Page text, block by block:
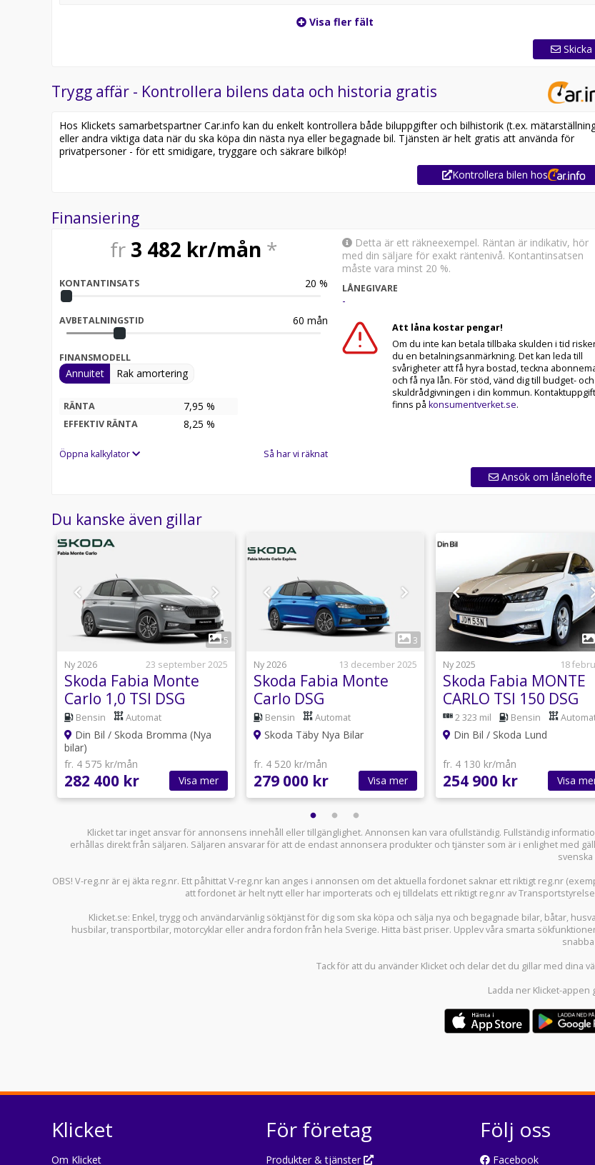
Visa fler fält
Skicka
Trygg affär - Kontrollera bilens data och historia gratis
Hos Klickets samarbetspartner Car.info kan du enkelt kontrollera både biluppgifter och bilhistorik (t.ex.
eller andra viktiga data när du ska köpa din nästa nya eller begagnade bil. Tjänsten är helt gratis att använda för
privatpersoner - för ett smidigare, tryggare och säkrare bilköp!
Kontrollera bilen hos
Finansiering
fr 3 482 kr/mån *
KONTANTINSATS 20 %
AVBETALNINGSTID 60 mån
FINANSMODELL
Annuitet Rak amortering
RÄNTA 7,95 %
EFFEKTIV RÄNTA 8,25 %
Öppna kalkylator Så har vi räknat
Detta är ett räkneexempel. Räntan är indikativ, hör
med din säljare för exakt räntenivå. Kontantinsatsen
måste vara minst 20 %.
LÅNEGIVARE
-
Att låna kostar pengar!
Om du inte kan betala tillbaka skulden i tid
du en betalningsanmärkning. Det kan leda till
svårigheter att få hyra bostad, teckna
och få nya lån. För stöd, vänd dig till budget- och
skuldrådgivningen i din kommun.
finns på konsumentverket.se.
Ansök om lånelöfte
Du kanske även gillar
1
5
Ny 2026
23 september 2025
Skoda Fabia Monte
Carlo 1,0 TSI DSG
Bensin Automat
Din Bil / Skoda Bromma (Nya
bilar)
fr. 4 575 kr/mån
282 400 kr Visa mer
1
3
Ny 2026
13 december 2025
Skoda Fabia Monte
Carlo DSG
Bensin Automat
Skoda Täby Nya Bilar
fr. 4 520 kr/mån
279 000 kr Visa mer
1
Ny 2025
18
Skoda Fabia MONTE
CARLO TSI 150 DSG
2 323 mil Bensin
Din Bil / Skoda Lund
fr. 4 130 kr/mån
254 900 kr Visa
Klicket tar inget ansvar för annonsens innehåll eller tillgänglighet. Annonsen kan vara ofullständig. Fullständig
erhållas direkt från säljaren. Säljaren ansvarar för att de endast annonsera produkter och tjänster som är i enlighet med
svenska
OBS! V-reg.nr är ej äkta reg.nr. Ett påhittat V-reg.nr kan anges i annonsen om det aktuella fordonet saknar ett riktigt reg.nr
att fordonet är helt nytt eller har importerats och ej tilldelats ett riktigt reg.nr av
Klicket.se: Enkel, trygg och användarvänlig söktjänst för dig som ska köpa och sälja nya och begagnade bilar, båtar,
husbilar,transportbilar, motorcyklar eller andra fordon från hela Sverige. Hitta bäst priser. Upplev våra smarta
Tack för att du använder Klicket och delar det du gillar med dina
Ladda ner Klicket-appen
Klicket
Om Klicket
För företag
Produkter & tjänster
Följ oss
Facebook